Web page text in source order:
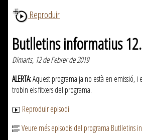
Reproduir
Butlletins informatius
Dimarts, 12 de Febrer de 2019
ALERTA:Aquest programa ja no està en emissió, i
trobin els fitxers del programa.
Reproduir episodi
Veure més episodis del programa Butlletins